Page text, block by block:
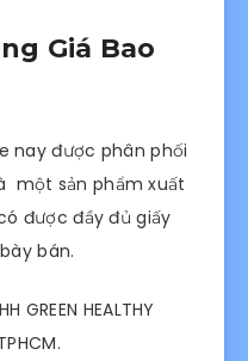
Giá Bao
nay được phân phối
một sản phẩm xuất
được đầy đủ giấy
bán.
GREEN HEALTHY